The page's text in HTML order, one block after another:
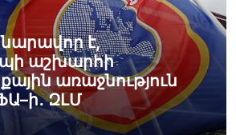
է,
աշխարհի
առաջնություն
ԶԼՄ